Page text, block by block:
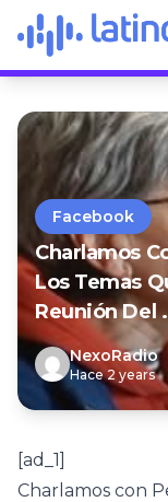
Facebook
Charlamos
Los Temas
Reunión Del
NexoRadio
Hace 2 years
[ad_1]
Charlamos con